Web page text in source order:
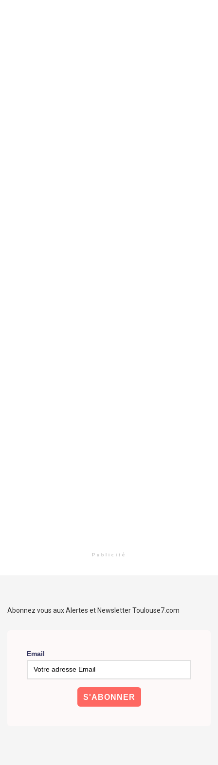
Publicité
Abonnez vous aux Alertes et Newsletter Toulouse7.com
Email